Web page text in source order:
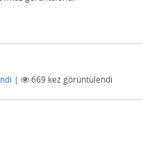
| 669 kez görüntülendi